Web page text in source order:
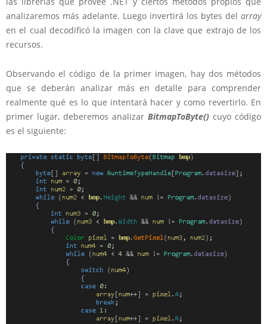
analizaremos más adelante. Luego invertirá los bytes del array
en el cual decodificó la imagen con la clave que extrajo de los
recursos.
Observando el código de la primer imagen, hay dos métodos
que se deberán analizar más en detalle para comprender
realmente qué es lo que intentará hacer y como revertirlo. En
primer lugar, deberemos analizar BitmapToByte() cuyo código
es el siguiente: